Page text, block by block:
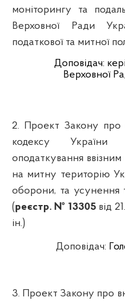
моніторингу та
Верховної Ради
податкової та митної
Доповідач:
Верховної
2.
Проект Закону про
кодексу України
оподаткування
на митну територію
оборони, та усунення
(реєстр. № 13305 від
ін.)
Доповідач:
3. Проект Закону про